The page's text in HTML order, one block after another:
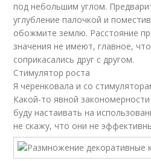
под небольшим углом.
углубление палочкой и
обожмите землю. Расстояние
значения не имеют, главное,
соприкасались друг с другом.
Стимулятор роста
Я черенковала и со
Какой-то явной
буду настаивать на
не скажу, что они не